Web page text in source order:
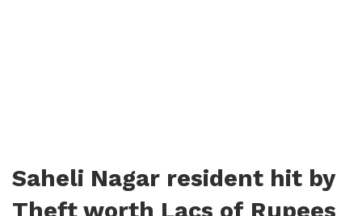
Saheli Nagar resident hit by
Theft worth Lacs of Rupees